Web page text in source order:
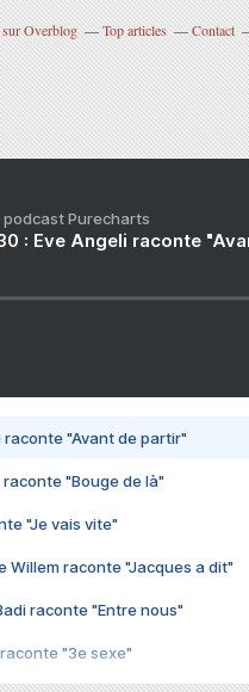
Overblog Top articles Contact
podcast Purecharts
: Eve Angeli raconte
raconte "Avant de partir"
raconte "Bouge de là"
"Je vais vite"
Willem raconte "Jacques a dit"
raconte "Entre nous"
"3e sexe"